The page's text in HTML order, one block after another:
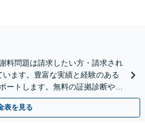
料問題は請求したい方・請求され
ます。豊富な実績と経験のある
ートします。無料の証拠診断や着
してご相談ください。
表を見る